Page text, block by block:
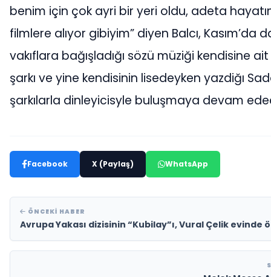
benim için çok ayri bir yeri oldu, adeta
filmlere alıyor gibiyim” diyen Balcı, Kasım’da
vakıflara bağışladığı sözü müziği kendisine ait
şarkı ve yine kendisinin lisedeyken yazdiğı
şarkılarla dinleyicisyle buluşmaya devam
Facebook X (Paylaş) WhatsApp
ÖNCEKI HABER
Avrupa Yakası dizisinin “Kubilay”ı, Vural Çelik evinde